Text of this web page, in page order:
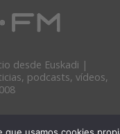
desde Euskadi |
podcasts, vídeos,